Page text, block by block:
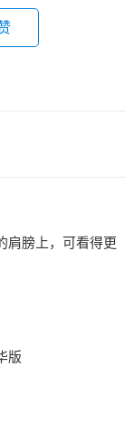
肩膀上，可看得更
版